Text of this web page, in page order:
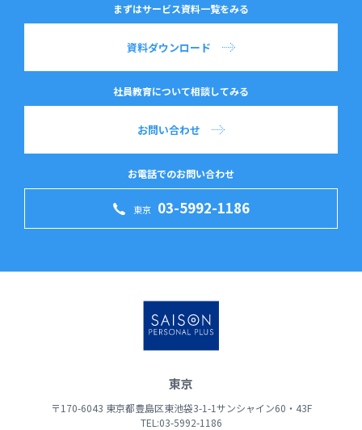
まずはサービス資料一覧をみる
資料ダウンロード
社員教育について相談してみる
お問い合わせ
お電話でのお問い合わせ
東京 03-5992-1186
東京
〒170-6043 東京都豊島区東池袋3-1-1サンシャイン60・43F
TEL:03-5992-1186